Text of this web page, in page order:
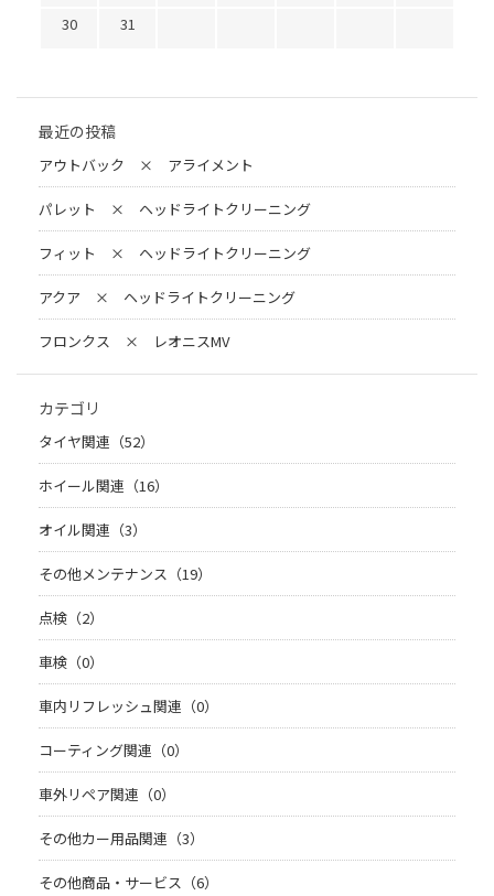
30
31
最近の投稿
アウトバック × アライメント
パレット × ヘッドライトクリーニング
フィット × ヘッドライトクリーニング
アクア × ヘッドライトクリーニング
フロンクス × レオニスMV
カテゴリ
タイヤ関連（52）
ホイール関連（16）
オイル関連（3）
その他メンテナンス（19）
点検（2）
車検（0）
車内リフレッシュ関連（0）
コーティング関連（0）
車外リペア関連（0）
その他カー用品関連（3）
その他商品・サービス（6）